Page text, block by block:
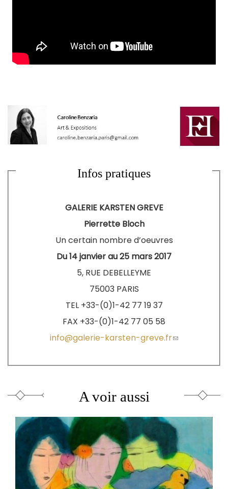
Infos pratiques
GALERIE KARSTEN GREVE
Pierrette Bloch
Un certain nombre d’oeuvres
Du 14 janvier au 25 mars 2017
5, RUE DEBELLEYME
75003 PARIS
TEL +33-(0)1-42 77 19 37
FAX +33-(0)1-42 77 05 58
info@galerie-karsten-greve.fr(le
A voir aussi